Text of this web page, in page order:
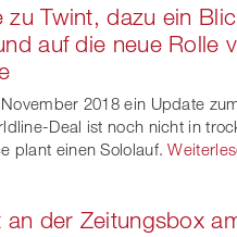
zu Twint, dazu ein
auf die neue Rolle
2018 ein Update
Deal ist noch nicht in
plant einen Sololauf.
an der Zeitungsbox